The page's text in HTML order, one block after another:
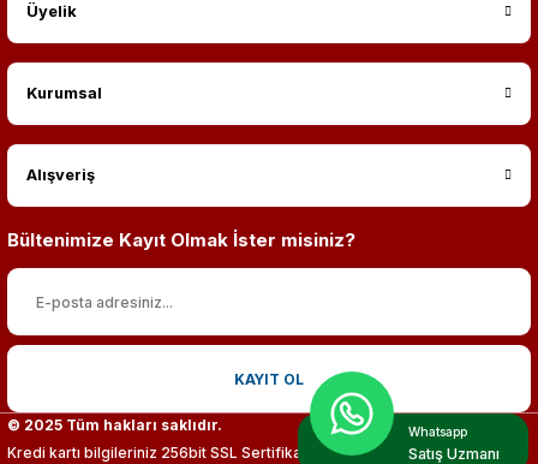
Üyelik
Kurumsal
Alışveriş
Bültenimize Kayıt Olmak İster misiniz?
KAYIT OL
© 2025 Tüm hakları saklıdır.
Kredi kartı bilgileriniz 256bit SSL Sertifikası ile %100 koruma altındadır.
Whatsapp
Satış Uzmanı